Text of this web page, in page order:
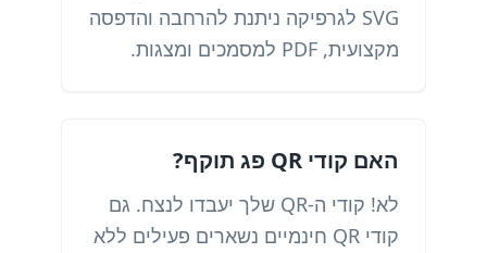
SVG לגרפיקה ניתנת להרחבה והדפסה
מקצועית, PDF למסמכים ומצגות.
האם קודי QR פג תוקף?
לא! קודי ה-QR שלך יעבדו לנצח. גם
קודי QR חינמיים נשארים פעילים ללא